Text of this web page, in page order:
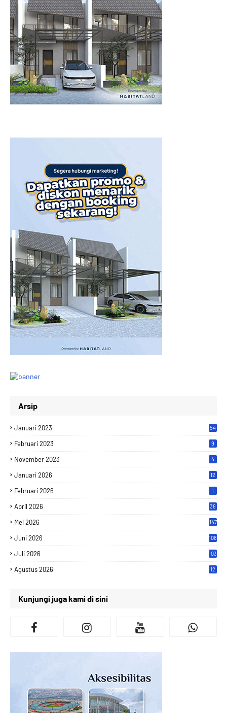
Arsip
Januari 2023 54
Februari 2023 9
November 2023 4
Januari 2026 12
Februari 2026 1
April 2026 38
Mei 2026 147
Juni 2026 108
Juli 2026 103
Agustus 2026 12
Kunjungi juga kami di sini